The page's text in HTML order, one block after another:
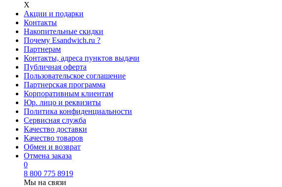
Х
Акции и подарки
Контакты
Накопительные скидки
Почему Esandwich.ru ?
Партнерам
Контакты, адреса пунктов выдачи
Публичная оферта
Пользовательское соглашение
Партнерская программа
Корпоративным клиентам
Юр. лицо и реквизиты
Политика конфиденциальности
Сервисная служба
Качество доставки
Качество товаров
Обмен и возврат
Отмена заказа
0
8 800 775 8919
Мы на связи